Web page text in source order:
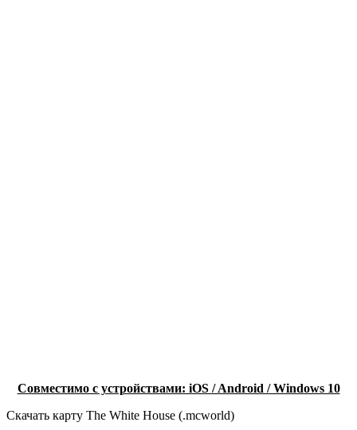
Совместимо с устройствами: iOS / Android / Windows 10
Скачать карту The White House (.mcworld)